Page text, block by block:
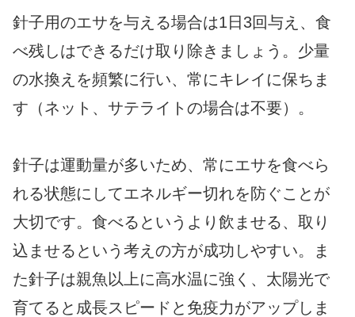
針子用のエサを与える場合は1日3回与え、食
べ残しはできるだけ取り除きましょう。少量
の水換えを頻繁に行い、常にキレイに保ちま
す（ネット、サテライトの場合は不要）。
針子は運動量が多いため、常にエサを食べら
れる状態にしてエネルギー切れを防ぐことが
大切です。食べるというより飲ませる、取り
込ませるという考えの方が成功しやすい。ま
た針子は親魚以上に高水温に強く、太陽光で
育てると成長スピードと免疫力がアップしま